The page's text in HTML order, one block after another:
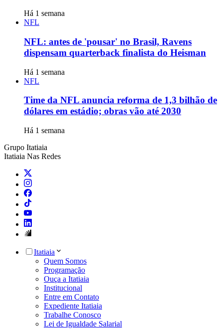
Há 1 semana
NFL
NFL: antes de 'pousar' no Brasil, Ravens
dispensam quarterback finalista do Heisman
Há 1 semana
NFL
Time da NFL anuncia reforma de 1,3 bilhão de
dólares em estádio; obras vão até 2030
Há 1 semana
Grupo Itatiaia
Itatiaia Nas Redes
Itatiaia
Quem Somos
Programação
Ouça a Itatiaia
Institucional
Entre em Contato
Expediente Itatiaia
Trabalhe Conosco
Lei de Igualdade Salarial